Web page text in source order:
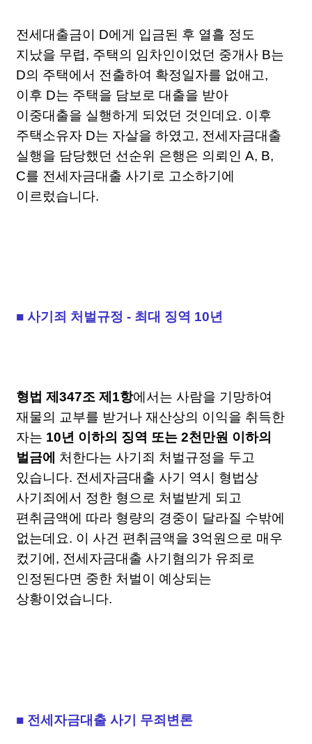
전세대출금이 D에게 입금된 후 열흘 정도
지났을 무렵, 주택의 임차인이었던 중개사 B는
D의 주택에서 전출하여 확정일자를 없애고,
이후 D는 주택을 담보로 대출을 받아
이중대출을 실행하게 되었던 것인데요. 이후
주택소유자 D는 자살을 하였고, 전세자금대출
실행을 담당했던 선순위 은행은 의뢰인 A, B,
C를 전세자금대출 사기로 고소하기에
이르렀습니다.
■ 사기죄 처벌규정 - 최대 징역 10년
형법 제347조 제1항에서는 사람을 기망하여
재물의 교부를 받거나 재산상의 이익을 취득한
자는 10년 이하의 징역 또는 2천만원 이하의
벌금에
처한다는 사기죄 처벌규정을 두고
있습니다. 전세자금대출 사기 역시 형법상
사기죄에서 정한 형으로 처벌받게 되고
편취금액에 따라 형량의 경중이 달라질 수밖에
없는데요. 이 사건 편취금액을 3억원으로 매우
컸기에, 전세자금대출 사기혐의가 유죄로
인정된다면 중한 처벌이 예상되는
상황이었습니다.
■ 전세자금대출 사기 무죄변론